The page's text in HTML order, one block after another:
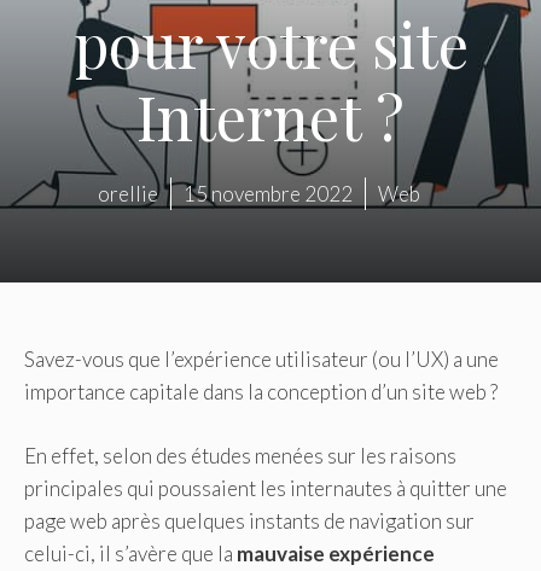
pour votre site
Internet ?
orellie 15 novembre 2022 Web
Savez-vous que l’expérience utilisateur (ou l’UX) a une
importance capitale dans la conception d’un site web ?
En effet, selon des études menées sur les raisons
principales qui poussaient les internautes à quitter une
page web après quelques instants de navigation sur
celui-ci, il s’avère que la mauvaise expérience